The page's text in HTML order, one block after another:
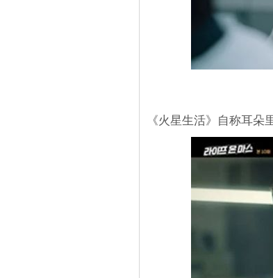
《火星生活》自称耳朵